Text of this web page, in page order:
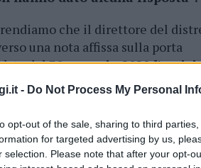
- Do Not Process My Personal
opt-out of the sale, sharing to third
for targeted advertising by us,
selection. Please note that after your opt-
che il direttore del
una nota affissa sulla porta
del 30gennaio 2020
di nuova organizzazione
interrogazione del 13
giorni su sette, era
in pensione.Nessuna
e a quanto pare la mia